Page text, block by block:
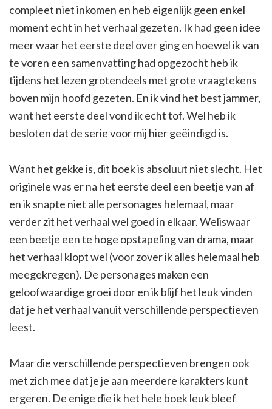
compleet niet inkomen en heb eigenlijk geen enkel
moment echt in het verhaal gezeten. Ik had geen idee
meer waar het eerste deel over ging en hoewel ik van
te voren een samenvatting had opgezocht heb ik
tijdens het lezen grotendeels met grote vraagtekens
boven mijn hoofd gezeten. En ik vind het best jammer,
want het eerste deel vond ik echt tof. Wel heb ik
besloten dat de serie voor mij hier geëindigd is.
Want het gekke is, dit boek is absoluut niet slecht. Het
originele was er na het eerste deel een beetje van af
en ik snapte niet alle personages helemaal, maar
verder zit het verhaal wel goed in elkaar. Weliswaar
een beetje een te hoge opstapeling van drama, maar
het verhaal klopt wel (voor zover ik alles helemaal heb
meegekregen). De personages maken een
geloofwaardige groei door en ik blijf het leuk vinden
dat je het verhaal vanuit verschillende perspectieven
leest.
Maar die verschillende perspectieven brengen ook
met zich mee dat je je aan meerdere karakters kunt
ergeren. De enige die ik het hele boek leuk bleef